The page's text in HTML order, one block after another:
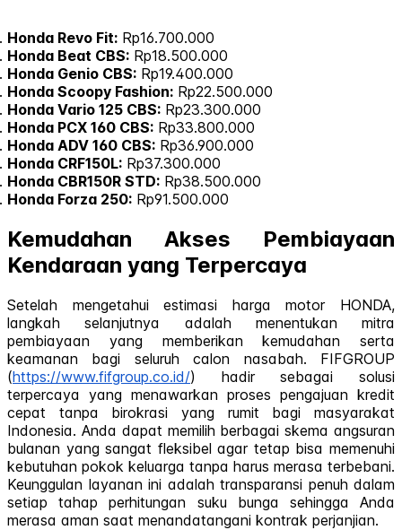
Honda Revo Fit: Rp16.700.000
Honda Beat CBS: Rp18.500.000
Honda Genio CBS: Rp19.400.000
Honda Scoopy Fashion: Rp22.500.000
Honda Vario 125 CBS: Rp23.300.000
Honda PCX 160 CBS: Rp33.800.000
Honda ADV 160 CBS: Rp36.900.000
Honda CRF150L: Rp37.300.000
Honda CBR150R STD: Rp38.500.000
Honda Forza 250: Rp91.500.000
Kemudahan Akses Pembiayaan
Kendaraan yang Terpercaya
Setelah mengetahui estimasi harga motor HONDA,
langkah selanjutnya adalah menentukan mitra
pembiayaan yang memberikan kemudahan serta
keamanan bagi seluruh calon nasabah. FIFGROUP
(https://www.fifgroup.co.id/) hadir sebagai solusi
terpercaya yang menawarkan proses pengajuan kredit
cepat tanpa birokrasi yang rumit bagi masyarakat
Indonesia. Anda dapat memilih berbagai skema angsuran
bulanan yang sangat fleksibel agar tetap bisa memenuhi
kebutuhan pokok keluarga tanpa harus merasa terbebani.
Keunggulan layanan ini adalah transparansi penuh dalam
setiap tahap perhitungan suku bunga sehingga Anda
merasa aman saat menandatangani kontrak perjanjian.